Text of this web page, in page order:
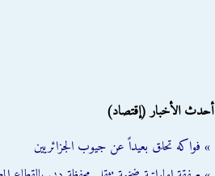
أحدث الأخبار (إقتصاد)
» فواكه تحلق بعيداً عن جيوب الجزائريين